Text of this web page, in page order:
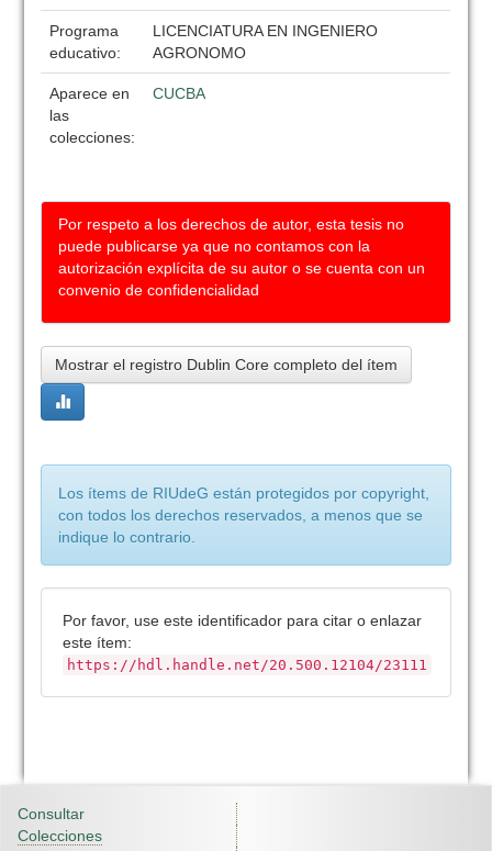
Programa
educativo:
LICENCIATURA EN INGENIERO
AGRONOMO
Aparece en
las
colecciones:
CUCBA
Por respeto a los derechos de autor, esta tesis no
puede publicarse ya que no contamos con la
autorización explícita de su autor o se cuenta con un
convenio de confidencialidad
Mostrar el registro Dublin Core completo del ítem
Los ítems de RIUdeG están protegidos por copyright,
con todos los derechos reservados, a menos que se
indique lo contrario.
Por favor, use este identificador para citar o enlazar
este ítem:
https://hdl.handle.net/20.500.12104/23111
Consultar
Colecciones